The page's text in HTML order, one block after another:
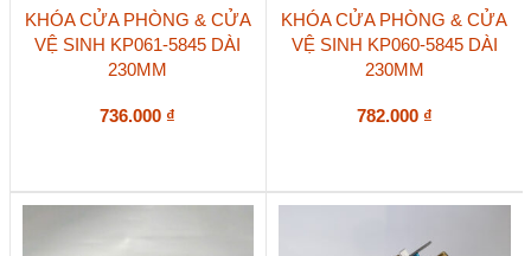
KHÓA CỬA PHÒNG & CỬA
VỆ SINH KP061-5845 DÀI
230MM
736.000 ₫
KHÓA CỬA PHÒNG & CỬA
VỆ SINH KP060-5845 DÀI
230MM
782.000 ₫